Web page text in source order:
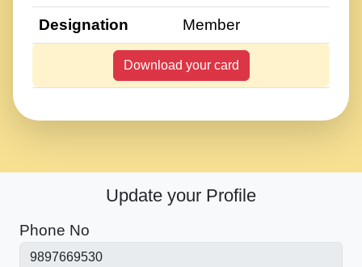
Designation Member
Download your card
Update your Profile
Phone No